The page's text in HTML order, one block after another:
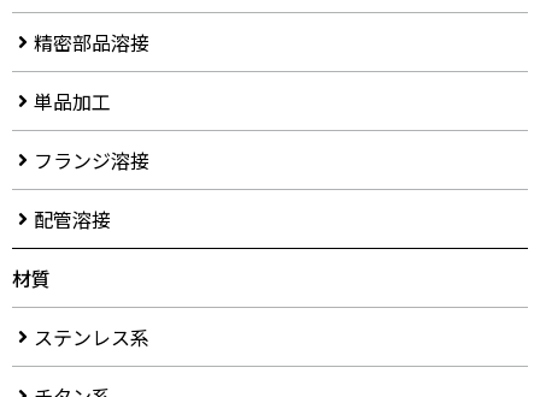
精密部品溶接
単品加工
フランジ溶接
配管溶接
材質
ステンレス系